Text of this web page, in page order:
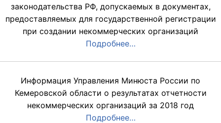
законодательства РФ, допускаемых в документах,
предоставляемых для государственной регистрации
при создании некоммерческих организаций
Подробнее…
Информация Управления Минюста России по
Кемеровской области о результатах отчетности
некоммерческих организаций за 2018 год
Подробнее…